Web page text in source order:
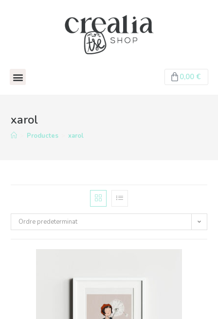
0,00 €
xarol
Productes xarol
Ordre predeterminat